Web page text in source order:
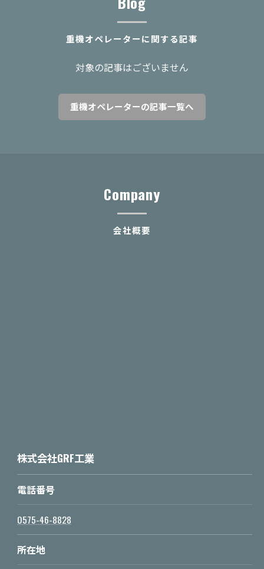
重機オペレーターに関する記事
対象の記事はございません
重機オペレーターの記事一覧へ
会社概要
Company
株式会社GRF工業
電話番号
0575-46-8828
所在地